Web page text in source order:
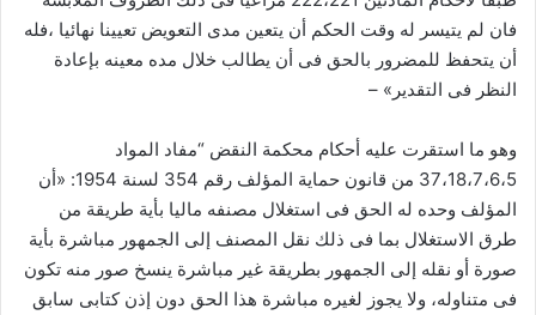
فان لم يتيسر له وقت الحكم أن يتعين مدى التعويض تعيينا نهائيا ،فله
أن يتحفظ للمضرور بالحق فى أن يطالب خلال مده معينه بإعادة
النظر فى التقدير» –
وهو ما استقرت عليه أحكام محكمة النقض “مفاد المواد
37،18،7،6،5 من قانون حماية المؤلف رقم 354 لسنة 1954: «أن
المؤلف وحده له الحق فى استغلال مصنفه ماليا بأية طريقة من
طرق الاستغلال بما فى ذلك نقل المصنف إلى الجمهور مباشرة بأية
صورة أو نقله إلى الجمهور بطريقة غير مباشرة ينسخ صور منه تكون
فى متناوله، ولا يجوز لغيره مباشرة هذا الحق دون إذن كتابى سابق